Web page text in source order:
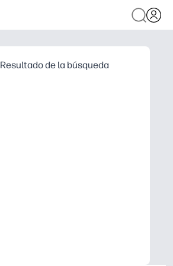
Resultado de la búsqueda